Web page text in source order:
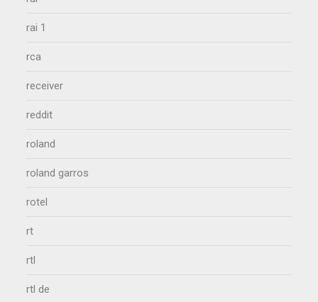
rai 1
rca
receiver
reddit
roland
roland garros
rotel
rt
rtl
rtl de